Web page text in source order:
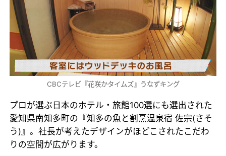
CBCテレビ『花咲かタイムズ』うなずキング
プロが選ぶ日本のホテル・旅館100選にも選出された
愛知県南知多町の『知多の魚と割烹温泉宿 佐宗(さそ
う)』。社長が考えたデザインがほどこされたこだわ
りの空間が広がります。